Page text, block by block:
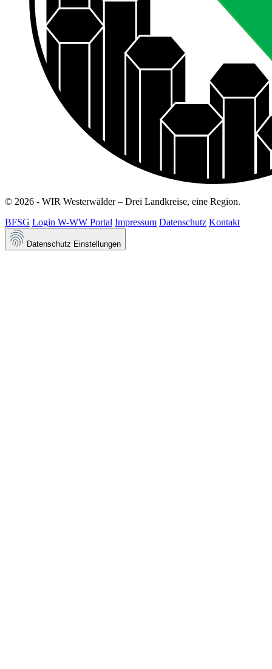
© 2026 - WIR Westerwälder – Drei Landkreise, eine Region.
BFSG Login W-WW Portal Impressum Datenschutz Kontakt
Datenschutz Einstellungen